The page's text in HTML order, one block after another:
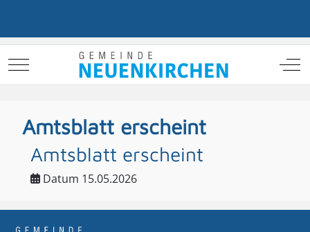
Mobile Menu Toggle
Amtsblatt erscheint
Amtsblatt erscheint
Datum 15.05.2026